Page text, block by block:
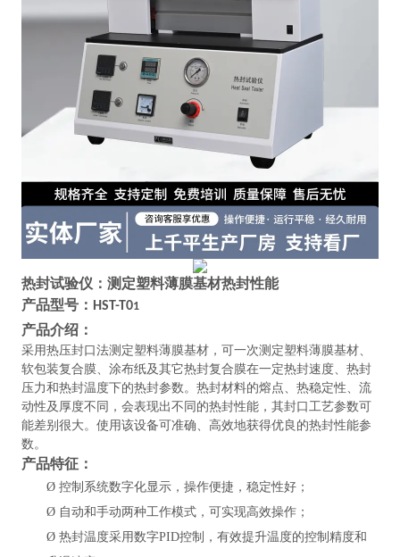
热封试验仪：测定塑料薄膜基材热封性能
产品型号： HST-T01
产品介绍：
采用热压封口法测定塑料薄膜基材，可一次测定塑料薄膜基材、
软包装复合膜、涂布纸及其它热封复合膜在一定热封速度、热封
压力和热封温度下的热封参数。热封材料的熔点、热稳定性、流
动性及厚度不同，会表现出不同的热封性能，其封口工艺参数可
能差别很大。使用该设备可准确、高效地获得优良的热封性能参
数。
产品特征：
Ø 控制系统数字化显示，操作便捷，稳定性好；
Ø 自动和手动两种工作模式，可实现高效操作；
Ø 热封温度采用数字PID控制，有效提升温度的控制精度和